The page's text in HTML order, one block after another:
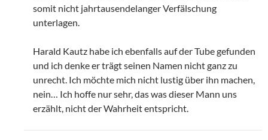
somit nicht jahrtausendelanger Verfälschung
unterlagen.
Harald Kautz habe ich ebenfalls auf der Tube gefunden
und ich denke er trägt seinen Namen nicht ganz zu
unrecht. Ich möchte mich nicht lustig über ihn machen,
nein… Ich hoffe nur sehr, das was dieser Mann uns
erzählt, nicht der Wahrheit entspricht.